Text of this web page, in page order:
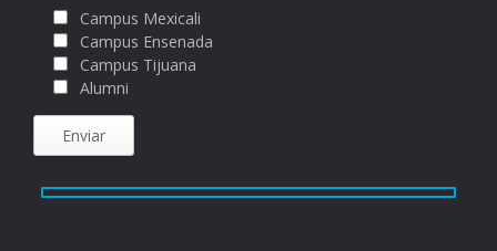
Campus Mexicali
Campus Ensenada
Campus Tijuana
Alumni